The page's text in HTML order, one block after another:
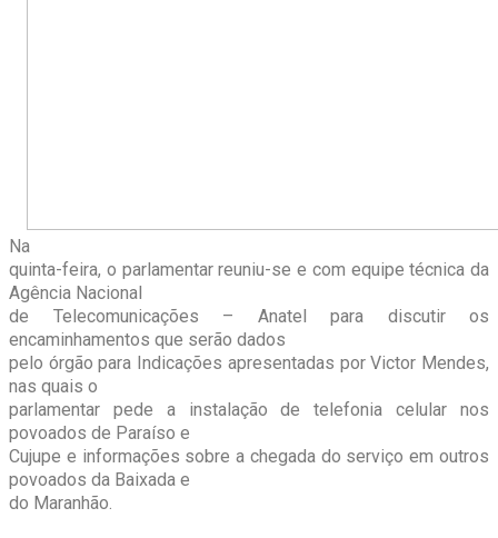
Na
quinta-feira, o parlamentar reuniu-se e com equipe técnica da
Agência Nacional
de Telecomunicações – Anatel para discutir os
encaminhamentos que serão dados
pelo órgão para Indicações apresentadas por Victor Mendes,
nas quais o
parlamentar pede a instalação de telefonia celular nos
povoados de Paraíso e
Cujupe e informações sobre a chegada do serviço em outros
povoados da Baixada e
do Maranhão.